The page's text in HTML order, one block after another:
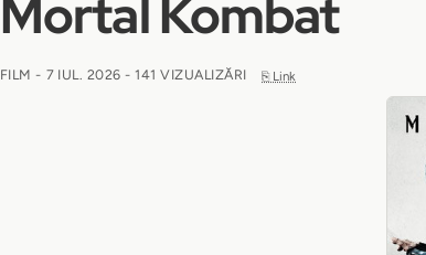
Mortal Kombat
FILM - 7 IUL. 2026 - 141 VIZUALIZĂRI ⎘ Link